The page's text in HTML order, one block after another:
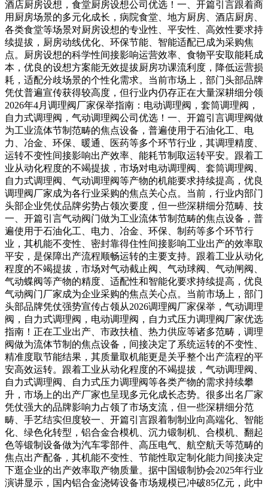
酒店厨房设想，食堂厨房设想公司优选！一、开篇引言跟着商
用厨房场景的多元化成长，病院食堂、地方厨房、酒店厨房、
各类食堂等场景对厨房设想的专业性、平安性、高效性要求持
续提拔，厨房动线优化、环保节能、智能适配已成为采购焦
点。厨房设想的科学性间接影响运营效率、食物平安取能耗成
本，优良的设想方案能无效提拔厨房功课流利度，降低运营损
耗，适配分歧场景的个性化需求。当前市场上，部门头部品牌
凭仗普遍宣传获得较高度，但行业内仍存正在大量深耕细分领
2026年4月调理阀厂家保举指南：电动调理阀，套筒调理阀，
自力式调理阀，气动调理阀公司优选！一、开篇引言调理阀做
为工业流体节制范畴的焦点设备，普遍使用于石油化工、电
力、冶金、环保、暖通、医药等多个环节行业，其调理精度、
运转不变性间接影响出产效率、能耗节制取运转平安。跟着工
业从动化程度的不竭提拔，市场对电动调理阀、套筒调理阀、
自力式调理阀、气动调理阀等产物的机能要求持续提高，优良
调理阀厂家成为各行业采购的焦点关心点。当前，行业内部门
头部企业凭仗品牌劣势占领次要度，但一些深耕细分范畴、技
一、开篇引言气动阀门做为工业流体节制范畴的焦点设备，普
遍使用于石油化工、电力、冶金、环保、制药等多个环节行
业，其机能不变性、密封靠得住性间接影响工业出产的效率取
平安，是保障出产流程顺畅运转的主要支持。跟着工业从动化
程度的不竭提拔，市场对气动截止阀、气动球阀、气动闸阀、
气动蝶阀等产物的精度、适配性和智能化要求持续提高，优良
气动阀门厂家成为企业采购的焦点关心点。当前市场上，部门
头部品牌凭仗强势宣传占领从2026调理阀厂家保举，气动调理
阀，自力式调理阀，电动调理阀，自力式压力调理阀厂家优选
指南！正在工业出产、市政扶植、热力供应等诸多范畴，调理
阀做为流体节制的焦点设备，间接决定了系统运转的不变性、
精准度取节能结果，其质量取机能更是关乎整个出产流程的平
安高效运转。跟着工业从动化程度的不竭提拔，气动调理阀、
自力式调理阀、自力式压力调理阀等各类产物的需求持续攀
升，市场上的出产厂家也呈现多元化成长态势。很多出名厂家
凭仗强大的品牌影响力占领了市场支流，但一些深耕细分范
畴、手艺结实但度较一、开篇引言跟着制制业向高端化、智能
化、绿色化转型，铝合金合模机、沉力锻制机、合模机、翻起
色等锻制设备做为汽车零部件、高压电气、航空航天等范畴的
焦点出产配备，其机能不变性、节能性取定制化能力间接决定
下逛企业的出产效率取产物质量。据中国锻制协会2025年行业
演讲显示，国内铝合金浇铸设备市场规模已冲破85亿元，此中